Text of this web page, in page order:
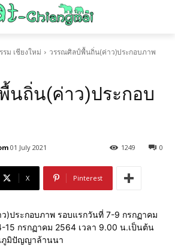
ม เชียงใหม่ วรรณศิลป์พื้นถิ่น(ค่าว)ประกอบภาพ
นถิ่น(ค่าว)ประกอบ
01 July 2021 0
1249
X Pinterest